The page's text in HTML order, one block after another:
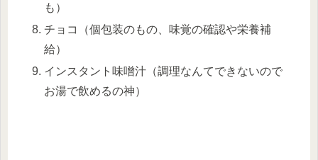
も）
チョコ（個包装のもの、味覚の確認や栄養補
給）
インスタント味噌汁（調理なんてできないので
お湯で飲めるの神）